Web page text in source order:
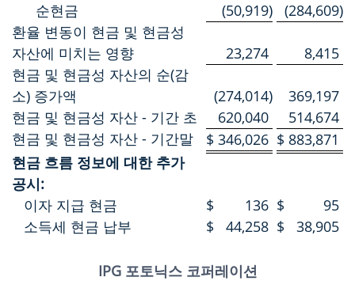
순현금
(50,919) (284,609)
환율 변동이 현금 및 현금성
자산에 미치는 영향
23,274
8,415
현금 및 현금성 자산의 순(감
소) 증가액
(274,014)
369,197
현금 및 현금성 자산 - 기간 초
620,040
514,674
현금 및 현금성 자산 - 기간말
$ 346,026 $ 883,871
현금 흐름 정보에 대한 추가
공시:
이자 지급 현금
$ 136 $
95
소득세 현금 납부
$ 44,258 $ 38,905
IPG 포토닉스 코퍼레이션